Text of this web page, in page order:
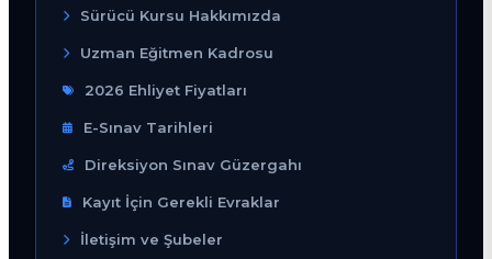
Sürücü Kursu Hakkımızda
Uzman Eğitmen Kadrosu
2026 Ehliyet Fiyatları
E-Sınav Tarihleri
Direksiyon Sınav Güzergahı
Kayıt İçin Gerekli Evraklar
İletişim ve Şubeler